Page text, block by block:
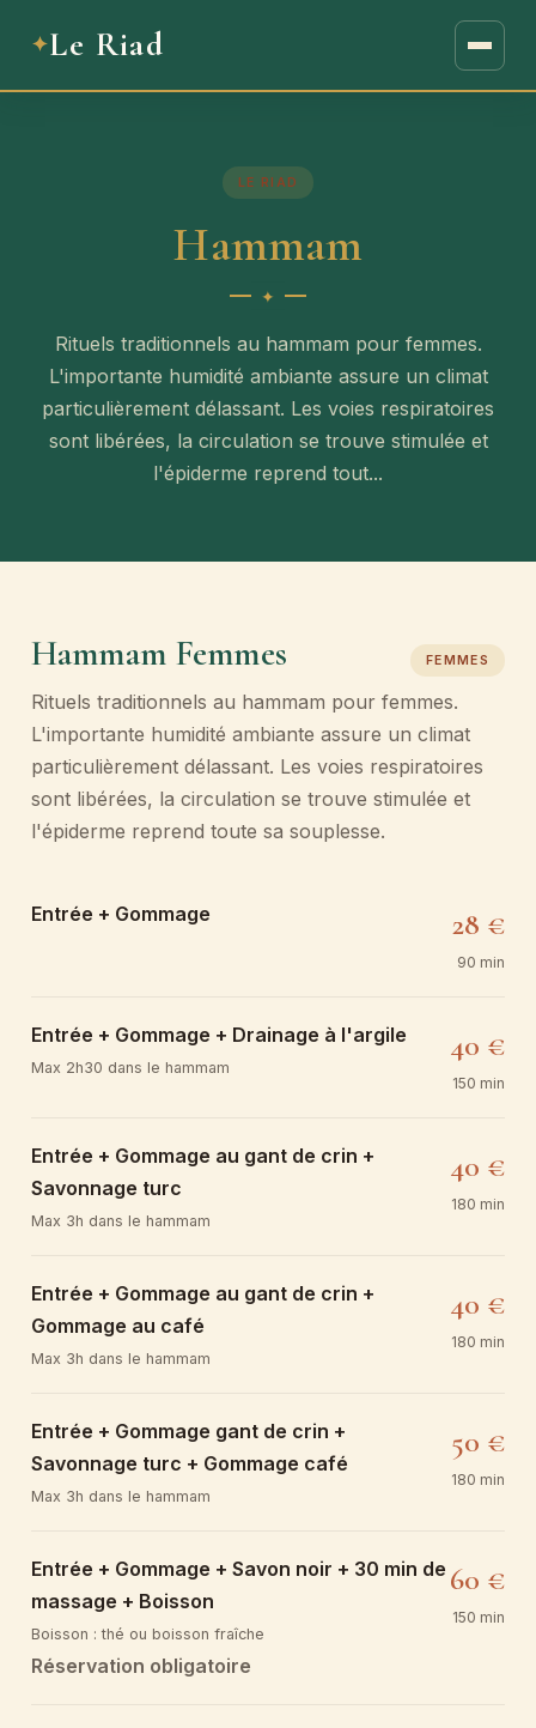
Le Riad
LE RIAD
Hammam
Rituels traditionnels au hammam pour femmes.
L'importante humidité ambiante assure un climat
particulièrement délassant. Les voies respiratoires
sont libérées, la circulation se trouve stimulée et
l'épiderme reprend tout...
Hammam Femmes FEMMES
Rituels traditionnels au hammam pour femmes.
L'importante humidité ambiante assure un climat
particulièrement délassant. Les voies respiratoires
sont libérées, la circulation se trouve stimulée et
l'épiderme reprend toute sa souplesse.
Entrée + Gommage 28 €
90 min
Entrée + Gommage + Drainage à l'argile
Max 2h30 dans le hammam
40 €
150 min
Entrée + Gommage au gant de crin +
Savonnage turc
Max 3h dans le hammam
40 €
180 min
Entrée + Gommage au gant de crin +
Gommage au café
Max 3h dans le hammam
40 €
180 min
Entrée + Gommage gant de crin +
Savonnage turc + Gommage café
Max 3h dans le hammam
50 €
180 min
Entrée + Gommage + Savon noir + 30 min de
massage + Boisson
Boisson : thé ou boisson fraîche
Réservation obligatoire
60 €
150 min